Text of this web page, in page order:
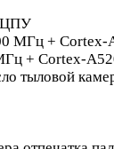
ЦПУ
МГц + Cortex-
+ Cortex-
тыловой